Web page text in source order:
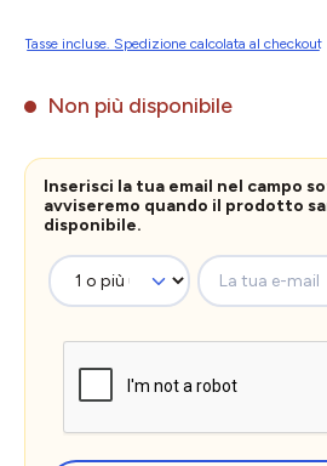
Tasse incluse. Spedizione calcolata al checkout
Non più disponibile
Inserisci la tua email nel campo
avviseremo quando il prodotto
disponibile.
La tua e-mail